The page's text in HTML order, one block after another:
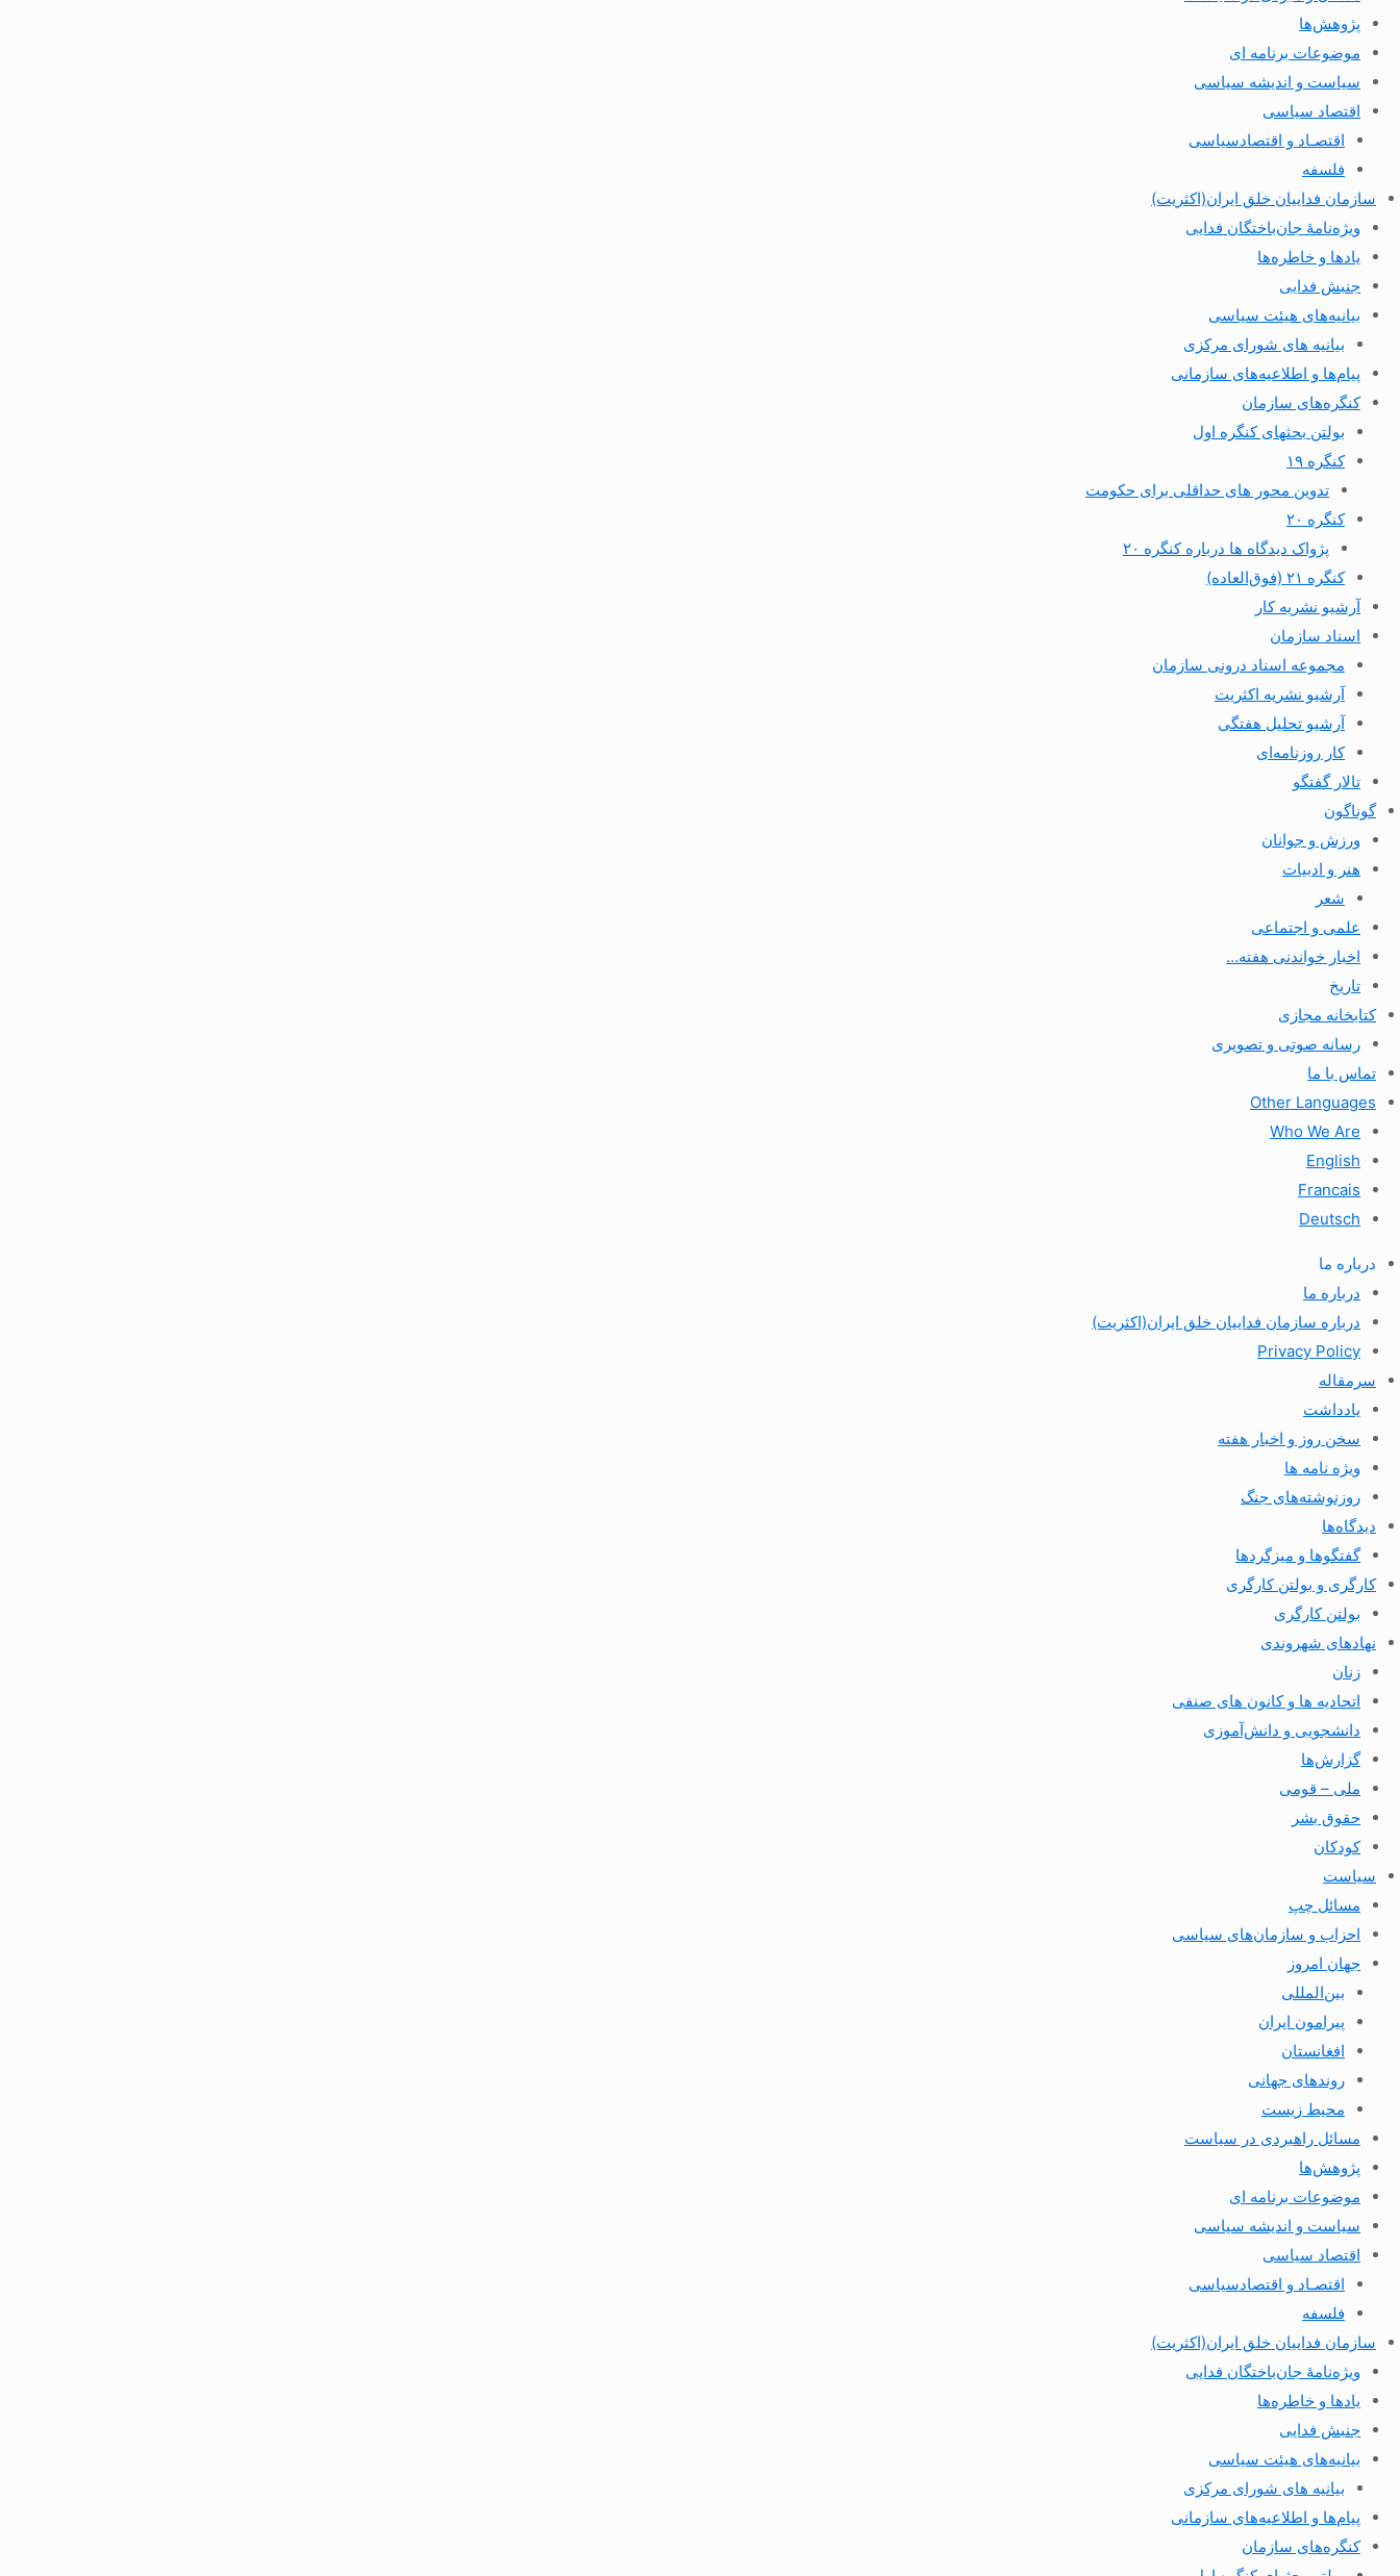
پژوهش‌ها
موضوعات برنامه ای
سیاست و اندیشه سیاسی
اقتصاد سیاسی
اقتصـاد و اقتصاد‌سیاسی
فلسفه
سازمان فداییان خلق ایران(اکثریت)
ویژه‌نامهٔ جان‌باختگان فدایی
یادها و خاطره‌ها
جنبش فدایی
بیانیه‌های هیئت سیاسی
بیانیه های شورای مرکزی
پیام‌ها و اطلاعیه‌های سازمانی
کنگره‌های سازمان
بولتن بحثهای کنگره اول
کنگره ۱۹
تدوین محور های حداقلی برای حکومت
کنگره ۲۰
پژواک دیدگاه ها درباره کنگره ۲۰
کنگره ۲۱ (فوق‌العاده)
آرشیو نشریه کار
اسناد سازمان
مجموعه اسناد درونی سازمان
آرشیو نشریه اکثریت
آرشیو تحلیل هفتگی
کار روزنامه‌ای
تالار گفتگو
گوناگون
ورزش و جوانان
هنر و ادبیات
شعر
علمی و اجتماعی
اخبار خواندنی هفته…
تاریخ
کتابخانه مجازی
رسانه صوتی و تصویری
تماس با ما
Other Languages
Who We Are
English
Francais
Deutsch
درباره ما
درباره ما
درباره سازمان فداییان خلق ایران(اکثریت)
Privacy Policy
سرمقاله
یادداشت
سخن روز و اخبار هفته
ویژه نامه ها
روزنوشته‌های جنگ
دیدگاه‌ها
گفتگوها و میزگردها
کارگری و بولتن کارگری
بولتن کارگری
نهادهای شهروندی
زنان
اتحادیه ها و کانون های صنفی
دانشجویی و دانش‌آموزی
گزارش‌ها
ملی – قومی
حقوق بشر
کودکان
سیاست
مسائل چپ
احزاب و سازمان‌های سیاسی
جهان امروز
بین‌المللی
پیرامون ایران
افغانستان
روندهای جهانی
محیط زیست
مسائل راهبردی در سیاست
پژوهش‌ها
موضوعات برنامه ای
سیاست و اندیشه سیاسی
اقتصاد سیاسی
اقتصـاد و اقتصاد‌سیاسی
فلسفه
سازمان فداییان خلق ایران(اکثریت)
ویژه‌نامهٔ جان‌باختگان فدایی
یادها و خاطره‌ها
جنبش فدایی
بیانیه‌های هیئت سیاسی
بیانیه های شورای مرکزی
پیام‌ها و اطلاعیه‌های سازمانی
کنگره‌های سازمان